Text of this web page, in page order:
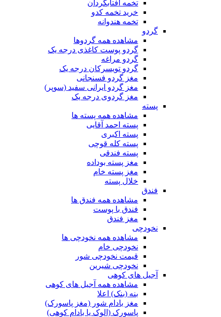
تخمه آفتابگردان
خرید تخمه کدو
تخمه هندوانه
گردو
مشاهده همه گردوها
گردو پوست کاغذی درجه یک
گردو مراغه
گردو تویسرکان درجه یک
مغز گردو فسنجانی
مغز گردو ایرانی سفید (سوپر)
مغز گردوی درجه یک
پسته
مشاهده همه پسته ها
پسته احمد آقایی
پسته اکبری
پسته کله قوچی
پسته فندقی
مغز پسته بوداده
مغز پسته خام
خلال پسته
فندق
مشاهده همه فندق ها
فندق با پوست
مغز فندق
نخودچی
مشاهده همه نخودچی ها
نخودچی خام
قیمت نخودچی شور
نخودچی شیرین
آجیل های کوهی
مشاهده همه آجیل های کوهی
بنه (بنک) اعلا
مغز بادام شور (مغز پاسورک)
پاسورک (الوک یا بادام کوهی)